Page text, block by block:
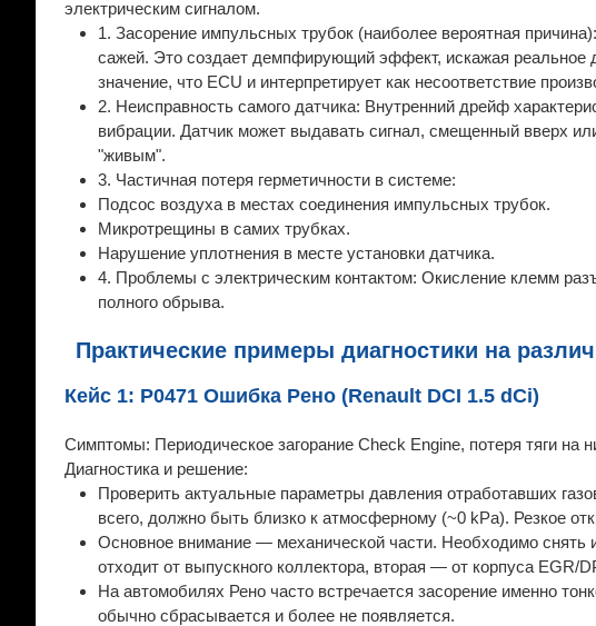
электрическим сигналом.
1. Засорение импульсных трубок (наиболее вероятная
сажей. Это создает демпфирующий эффект, искажая реальное
значение, что ECU и интерпретирует как несоответствие
2. Неисправность самого датчика: Внутренний дрейф
вибрации. Датчик может выдавать сигнал, смещенный вверх
"живым".
3. Частичная потеря герметичности в системе:
Подсос воздуха в местах соединения импульсных трубок.
Микротрещины в самих трубках.
Нарушение уплотнения в месте установки датчика.
4. Проблемы с электрическим контактом: Окисление клемм
полного обрыва.
Практические примеры диагностики на
Кейс 1: P0471 Ошибка Рено (Renault DCI 1.5 dCi)
Симптомы: Периодическое загорание Check Engine, потеря тяги на
Диагностика и решение:
Проверить актуальные параметры давления отработавших
всего, должно быть близко к атмосферному (~0 kPa). Резкое
Основное внимание — механической части. Необходимо
отходит от выпускного коллектора, вторая — от корпуса EGR/
На автомобилях Рено часто встречается засорение именно
обычно сбрасывается и более не появляется.